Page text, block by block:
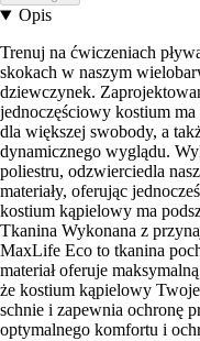
Opis
Trenuj na ćwiczeniach
skokach w naszym
dziewczynek.
jednoczęściowy kostium
dla większej swobody, a
dynamicznego wyglądu.
poliestru, odzwierciedla
materiały, oferując
kostium kąpielowy ma
Tkanina Wykonana z
MaxLife Eco to tkanina
materiał oferuje
że kostium kąpielowy
schnie i zapewnia ochronę
optymalnego komfortu i